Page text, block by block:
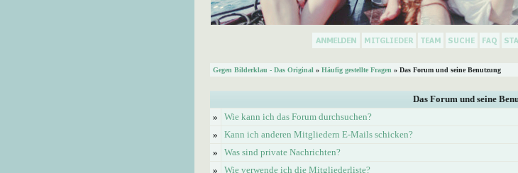
Gegen Bilderklau - Das Original » Häufig gestellte Fragen » Das Forum und seine Benutzung
Das Forum und seine
»
Wie kann ich das Forum durchsuchen?
»
Kann ich anderen Mitgliedern E-Mails schicken?
»
Was sind private Nachrichten?
»
Wie verwende ich die Mitgliederliste?